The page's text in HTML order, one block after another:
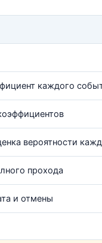
каждого
вероятности
прохода
и отмены